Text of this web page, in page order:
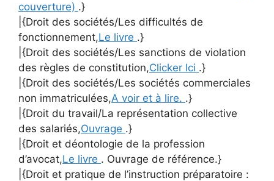
couverture) .}
|{Droit des sociétés/Les difficultés de
fonctionnement,Le livre .}
|{Droit des sociétés/Les sanctions de violation
des règles de constitution,Clicker Ici .}
|{Droit des sociétés/Les sociétés commerciales
non immatriculées,A voir et à lire. .}
|{Droit du travail/La représentation collective
des salariés,Ouvrage .}
|{Droit et déontologie de la profession
d’avocat,Le livre . Ouvrage de référence.}
|{Droit et pratique de l’instruction préparatoire :